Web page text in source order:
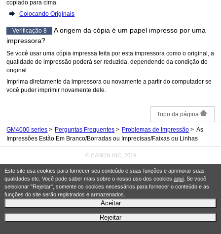
Este site usa cookies para fornecer seu conteúdo e suas funções e aprimorar suas
qualidades etc. Você pode saber mais sobre o nosso uso dos cookies aqui. Se você
selecionar "Rejeitar", somente os cookies necessários para fornecer o conteúdo e as
funções do site serão registrados e armazenados.
Aceitar
Rejeitar
copiado para cima.
Colocando Originais
Verificação 8
A origem da cópia é um papel impresso por uma
impressora?
Se você usar uma cópia impressa feita por estaimpressora como o original, a
qualidade de impressão poderá ser reduzida, dependendo da condição do
original.
Imprima diretamente daimpressora ou novamente a partir do computador se
você puder imprimir novamente dele.
Topo da página
GM4000 series Perguntas Frequentes Problemas de Impressão
As
Impressões Estão Em Branco/Borradas ou Imprecisas/Faixas ou Linhas
© CANON INC. 2019